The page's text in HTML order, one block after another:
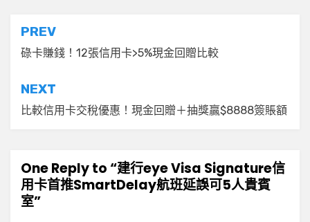
文
章
導
覽
PREV
碌卡賺錢！12張信用卡>5%現金回贈比較
NEXT
比較信用卡交稅優惠！現金回贈＋抽獎贏$8888簽賬額
One Reply to “建行eye Visa Signature信
用卡首推SmartDelay航班延誤可5人貴賓
室”